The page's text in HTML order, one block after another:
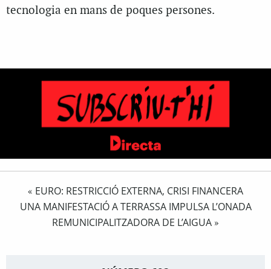
tecnologia en mans de poques persones.
« EURO: RESTRICCIÓ EXTERNA, CRISI FINANCERA
UNA MANIFESTACIÓ A TERRASSA IMPULSA L’ONADA
REMUNICIPALITZADORA DE L’AIGUA »